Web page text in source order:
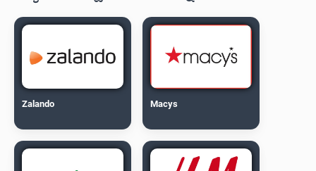
Zalando Macys